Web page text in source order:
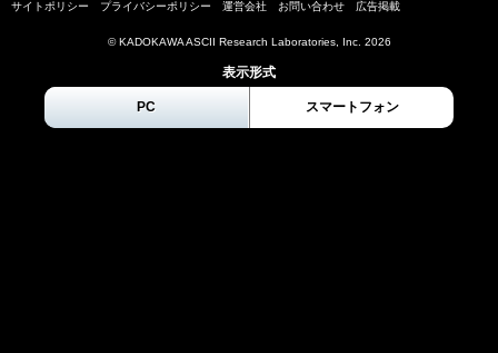
サイトポリシー プライバシーポリシー 運営会社 お問い合わせ 広告掲載
© KADOKAWA ASCII Research Laboratories, Inc. 2026
表示形式
PC スマートフォン